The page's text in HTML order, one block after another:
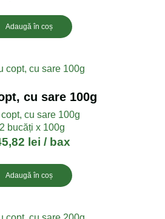
Adaugă în coș
cu sare 100g
cu sare 100g
bucăți x 100g
lei / bax
Adaugă în coș